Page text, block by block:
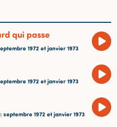
qui passe
1972 et janvier 1973
1972 et janvier 1973
: septembre 1972 et janvier 1973